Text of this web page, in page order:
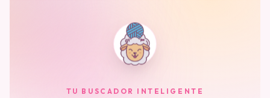
TU BUSCADOR INTELIGENTE